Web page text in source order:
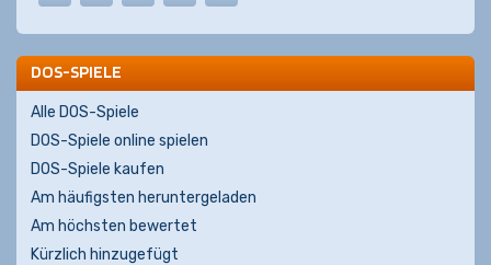
DOS-SPIELE
Alle DOS-Spiele
DOS-Spiele online spielen
DOS-Spiele kaufen
Am häufigsten heruntergeladen
Am höchsten bewertet
Kürzlich hinzugefügt